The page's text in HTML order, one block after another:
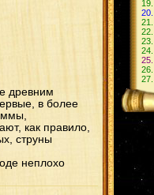
древним
в более
как правило,
струны
неплохо